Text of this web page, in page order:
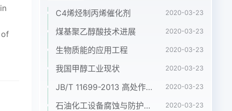
C4烯烃制丙烯催化剂 2020-03-23
煤基聚乙醇酸技术进展 2020-03-23
生物质能的应用工程 2020-03-23
我国甲醇工业现状 2020-03-23
JB/T 11699-2013 高处作业吊篮安装、拆卸、使用技术规程 2020-03-23
石油化工设备腐蚀与防护参考书十本免费下载，绝版珍藏 2020-03-23